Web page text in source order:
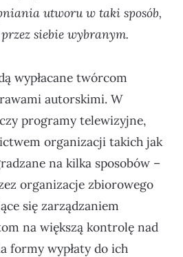
utworu w taki sposób,
siebie wybranym.
wypłacane twórcom
autorskimi. W
programy telewizyjne,
organizacji takich jak
na kilka sposobów –
organizacje zbiorowego
się zarządzaniem
na większą kontrolę nad
formy wypłaty do ich